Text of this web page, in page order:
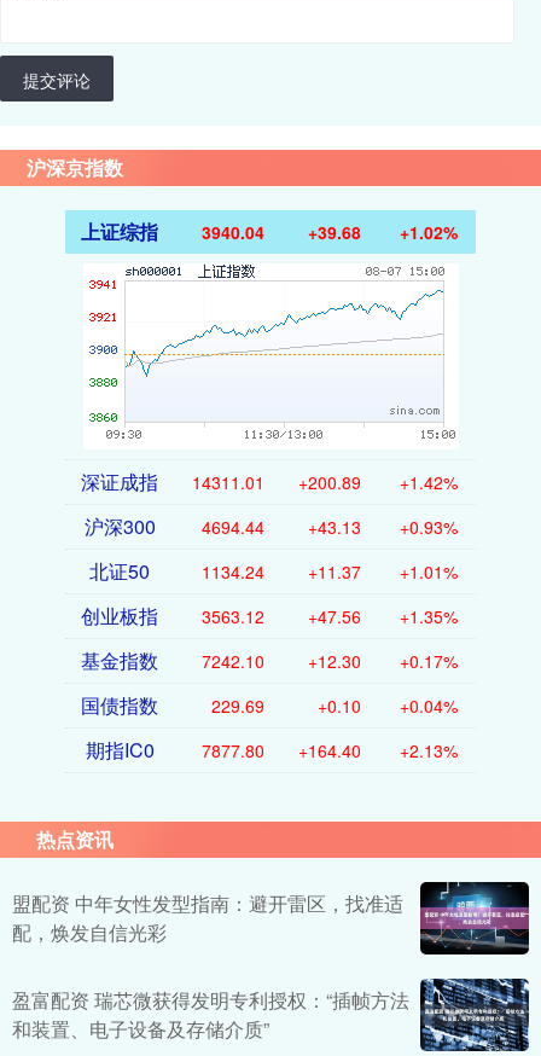
提交评论
沪深京指数
上证综指 3940.04 +39.68 +1.02%
深证成指 14311.01 +200.89 +1.42%
沪深300 4694.44 +43.13 +0.93%
北证50 1134.24 +11.37 +1.01%
创业板指 3563.12 +47.56 +1.35%
基金指数 7242.10 +12.30 +0.17%
国债指数 229.69 +0.10 +0.04%
期指IC0 7877.80 +164.40 +2.13%
热点资讯
盟配资 中年女性发型指南：避开雷区，找准适
配，焕发自信光彩
盈富配资 瑞芯微获得发明专利授权：“插帧方法
和装置、电子设备及存储介质”